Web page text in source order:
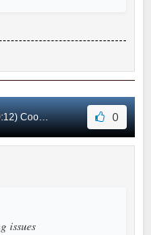
#4 0
issues